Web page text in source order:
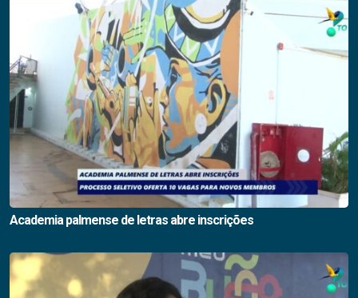
Academia palmense de letras abre inscrições